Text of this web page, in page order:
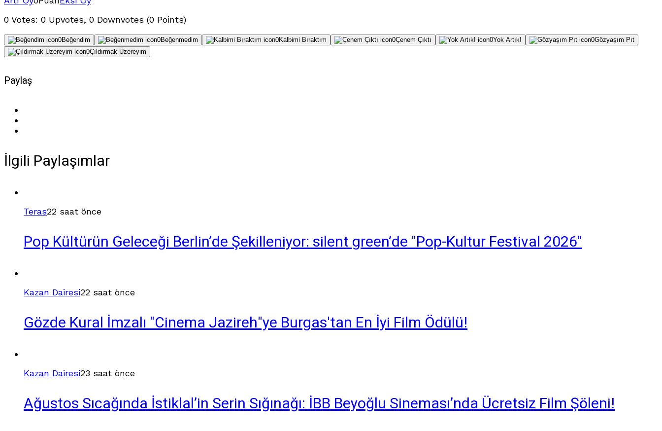
0 Votes: 0 Upvotes, 0 Downvotes (0 Points)
0Beğendim 0Beğenmedim 0Kalbimi Bıraktım 0Çenem Çıktı 0Yok Artık! 0Gözyaşım Pıt
0Çıldırmak Üzereyim
Paylaş
İlgili Paylaşımlar
Teras22 saat önce
Pop Kültürün Geleceği Berlin’de Şekilleniyor: silent green’de "Pop-Kultur Festival 2026"
Kazan Dairesi22 saat önce
Gözde Kural İmzalı "Cinema Jazireh"ye Burgas'tan En İyi Film Ödülü!
Kazan Dairesi23 saat önce
Ağustos Sıcağında İstiklal’in Serin Sığınağı: İBB Beyoğlu Sineması’nda Ücretsiz Film Şöleni!